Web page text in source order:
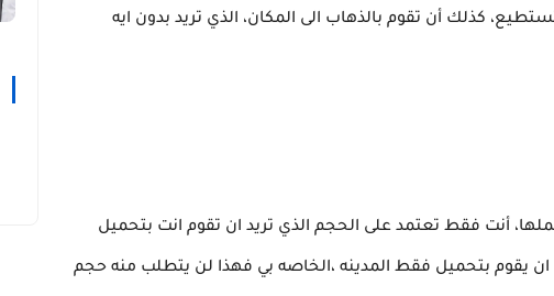
كذلك أن تقوم بالذهاب الى المكان، الذي تريد بدون ايه
أنت فقط تعتمد على الحجم الذي تريد ان تقوم انت بتحميل
يقوم بتحميل فقط المدينه ،الخاصه بي فهذا لن يتطلب منه حجم